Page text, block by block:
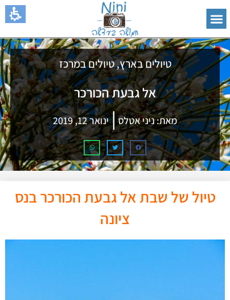
טיולים בארץ,טיולים במרכז
אל גבעת הכורכר
מאת:ניני אטלס ינואר 12, 2019
טיול של שבת אל גבעת הכורכר בנס
ציונה